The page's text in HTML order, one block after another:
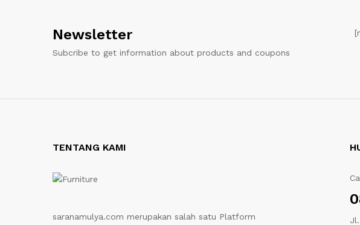
Newsletter
Subcribe to get information about products and coupons
TENTANG KAMI
saranamulya.com merupakan salah satu Platform